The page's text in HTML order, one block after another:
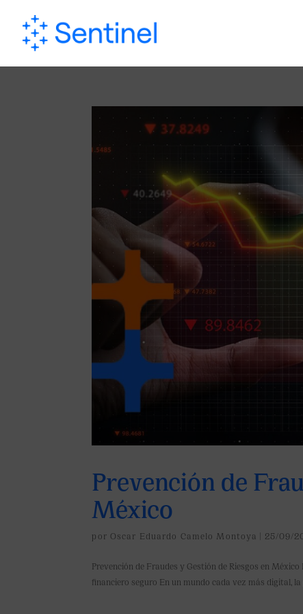
Prevención de
México
por Oscar Eduardo Camelo Montoya | 25/09/
Prevención de Fraudes y Gestión de Riesgos en
financiero seguro En un mundo cada vez más digital,